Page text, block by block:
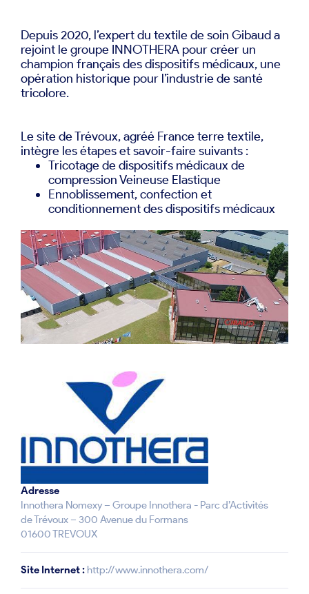
Adresse
Innothera Nomexy – Groupe Innothera - Parc d’Activités
de Trévoux – 300 Avenue du Formans
01600 TREVOUX
Site Internet : http://www.innothera.com/
Depuis 2020, l’expert du textile de soin Gibaud a
rejoint le groupe INNOTHERA pour créer un
champion français des dispositifs médicaux, une
opération historique pour l’industrie de santé
tricolore.
Le site de Trévoux, agréé France terre textile,
intègre les étapes et savoir-faire suivants :
Tricotage de dispositifs médicaux de
compression Veineuse Elastique
Ennoblissement, confection et
conditionnement des dispositifs médicaux